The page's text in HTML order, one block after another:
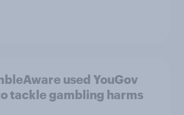
used YouGov
tackle gambling harms